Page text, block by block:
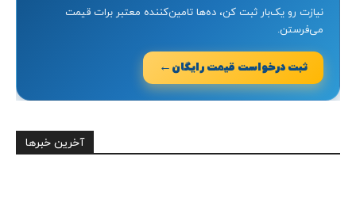
نیازت رو یک‌بار ثبت کن، ده‌ها تامین‌کننده معتبر برات قیمت
می‌فرستن.
ثبت درخواست قیمت رایگان ←
آخرین خبرها